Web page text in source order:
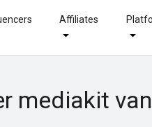
Affiliates
mediakit